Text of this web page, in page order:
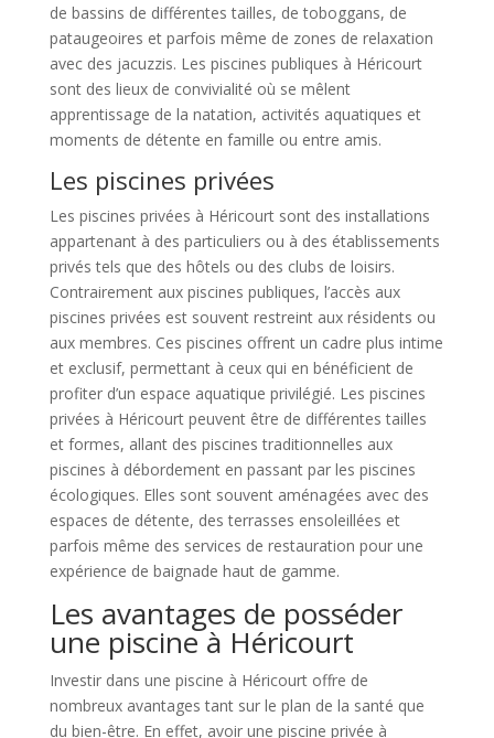
de bassins de différentes tailles, de toboggans, de
pataugeoires et parfois même de zones de relaxation
avec des jacuzzis. Les piscines publiques à Héricourt
sont des lieux de convivialité où se mêlent
apprentissage de la natation, activités aquatiques et
moments de détente en famille ou entre amis.
Les piscines privées
Les piscines privées à Héricourt sont des installations
appartenant à des particuliers ou à des établissements
privés tels que des hôtels ou des clubs de loisirs.
Contrairement aux piscines publiques, l’accès aux
piscines privées est souvent restreint aux résidents ou
aux membres. Ces piscines offrent un cadre plus intime
et exclusif, permettant à ceux qui en bénéficient de
profiter d’un espace aquatique privilégié. Les piscines
privées à Héricourt peuvent être de différentes tailles
et formes, allant des piscines traditionnelles aux
piscines à débordement en passant par les piscines
écologiques. Elles sont souvent aménagées avec des
espaces de détente, des terrasses ensoleillées et
parfois même des services de restauration pour une
expérience de baignade haut de gamme.
Les avantages de posséder
une piscine à Héricourt
Investir dans une piscine à Héricourt offre de
nombreux avantages tant sur le plan de la santé que
du bien-être. En effet, avoir une piscine privée à